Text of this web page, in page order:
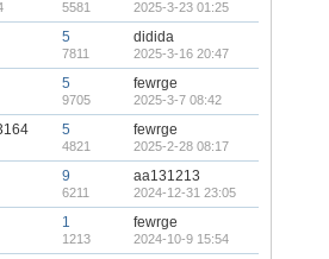
5581 2025-3-23 01:25
5
7811
didida
2025-3-16 20:47
5
9705
fewrge
2025-3-7 08:42
5
4821
fewrge
2025-2-28 08:17
9
6211
aa131213
2024-12-31 23:05
1
1213
fewrge
2024-10-9 15:54